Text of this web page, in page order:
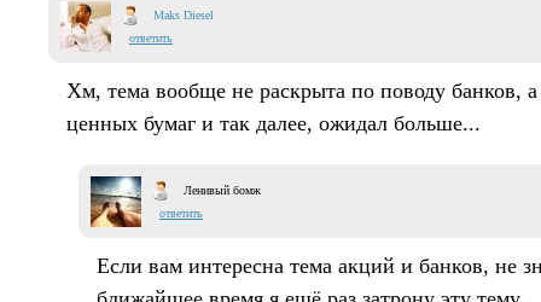
Maks Diesel
ответить
Хм, тема вообще не раскрыта по поводу банков,
ценных бумаг и так далее, ожидал больше...
Ленивый бомж
ответить
Если вам интересна тема акций и банков, не